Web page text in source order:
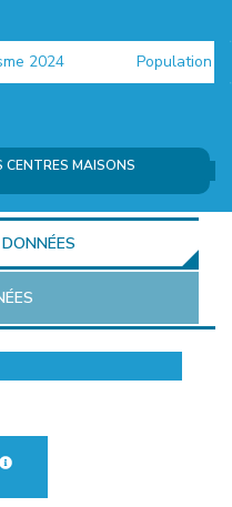
2024 Population 2024
MAISONS